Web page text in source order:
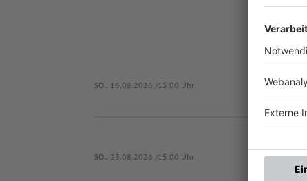
SO.. 16.08.2026 /15:00 Uhr
SO.. 23.08.2026 /15:00 Uhr